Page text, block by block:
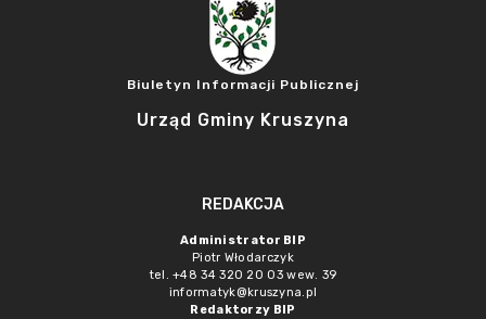
Biuletyn Informacji Publicznej
Urząd Gminy Kruszyna
REDAKCJA
Administrator BIP
Piotr Włodarczyk
tel. +48 34 320 20 03 wew. 39
informatyk@kruszyna.pl
Redaktorzy BIP